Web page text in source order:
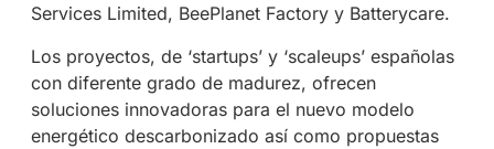
Services Limited, BeePlanet Factory y Batterycare.
Los proyectos, de ‘startups’ y ‘scaleups’ españolas
con diferente grado de madurez, ofrecen
soluciones innovadoras para el nuevo modelo
energético descarbonizado así como propuestas